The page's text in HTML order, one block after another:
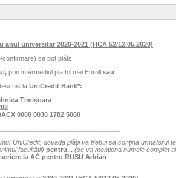
anul universitar 2020-2021 (HCA 52/12.05.2020)
se pot plăti:
prin intermediul platformei Enroll sau
la UniCredit Bank*:
Timișoara
0000 0030 1782 5060
UniCredit, dovada plății va trebui să conțină următorul
facultății) pentru... (se va menționa numele complet al
la AC pentru RUSU Adrian